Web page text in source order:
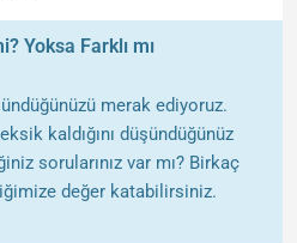
Yoksa Farklı mı
merak ediyoruz.
kaldığını düşündüğünüz
sorularınız var mı? Birkaç
değer katabilirsiniz.